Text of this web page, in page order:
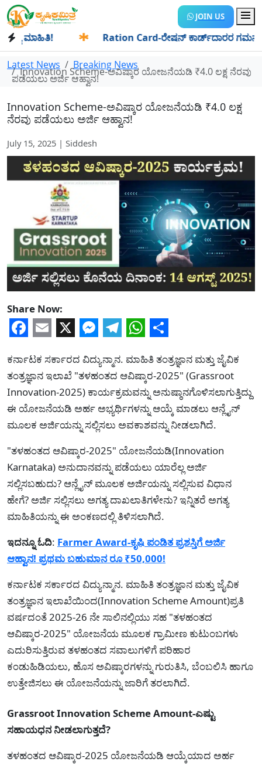
JOIN US
ಮಾಹಿತಿ! Ration Card-ರೇಷನ್ ಕಾರ್ಡ್‍ದಾರರ ಗಮನಕ್ಕೆ:
Latest News Breaking News
Innovation Scheme-ಅವಿಷ್ಕಾರ ಯೋಜನೆಯಡಿ ₹4.0 ಲಕ್ಷ ನೆರವು
ಪಡೆಯಲು ಅರ್ಜಿ ಆಹ್ವಾನ!
Innovation Scheme-ಅವಿಷ್ಕಾರ ಯೋಜನೆಯಡಿ ₹4.0 ಲಕ್ಷ
ನೆರವು ಪಡೆಯಲು ಅರ್ಜಿ ಆಹ್ವಾನ!
July 15, 2025 | Siddesh
Share Now:
Facebook
Email
X Messenger
Telegram
WhatsApp
Share
ಕರ್ನಾಟಕ ಸರ್ಕಾರದ ವಿದ್ಯುನ್ಮಾನ. ಮಾಹಿತಿ ತಂತ್ರಜ್ಞಾನ ಮತ್ತು ಜೈವಿಕ
ತಂತ್ರಜ್ಞಾನ ಇಲಾಖೆ "ತಳಹಂತದ ಆವಿಷ್ಕಾರ-2025" (Grassroot
Innovation-2025) ಕಾರ್ಯಕ್ರಮವನ್ನು ಅನುಷ್ಠಾನಗೊಳಿಸಲಾಗುತ್ತಿದ್ದು
ಈ ಯೋಜನೆಯಡಿ ಅರ್ಹ ಅಭ್ಯರ್ಥಿಗಳನ್ನು ಆಯ್ಕೆ ಮಾಡಲು ಆನ್ಲೈನ್
ಮೂಲಕ ಅರ್ಜಿಯನ್ನು ಸಲ್ಲಿಸಲು ಅವಕಾಶವನ್ನು ನೀಡಲಾಗಿದೆ.
"ತಳಹಂತದ ಆವಿಷ್ಕಾರ-2025" ಯೋಜನೆಯಡಿ(Innovation
Karnataka) ಅನುದಾನವನ್ನು ಪಡೆಯಲು ಯಾರೆಲ್ಲ ಅರ್ಜಿ
ಸಲ್ಲಿಸಬಹುದು? ಆನ್ಲೈನ್ ಮೂಲಕ ಅರ್ಜಿಯನ್ನು ಸಲ್ಲಿಸುವ ವಿಧಾನ
ಹೇಗೆ? ಅರ್ಜಿ ಸಲ್ಲಿಸಲು ಅಗತ್ಯ ದಾಖಲಾತಿಗಳೇನು? ಇನ್ನಿತರೆ ಅಗತ್ಯ
ಮಾಹಿತಿಯನ್ನು ಈ ಅಂಕಣದಲ್ಲಿ ತಿಳಿಸಲಾಗಿದೆ.
ಇದನ್ನೂ ಓದಿ: Farmer Award-ಕೃಷಿ ಪಂಡಿತ ಪ್ರಶಸ್ತಿಗೆ ಅರ್ಜಿ
ಆಹ್ವಾನ! ಪ್ರಥಮ ಬಹುಮಾನ ರೂ ₹50,000!
ಕರ್ನಾಟಕ ಸರ್ಕಾರದ ವಿದ್ಯುನ್ಮಾನ. ಮಾಹಿತಿ ತಂತ್ರಜ್ಞಾನ ಮತ್ತು ಜೈವಿಕ
ತಂತ್ರಜ್ಞಾನ ಇಲಾಖೆಯಿಂದ(Innovation Scheme Amount)ಪ್ರತಿ
ವರ್ಷದಂತೆ 2025-26 ನೇ ಸಾಲಿನಲ್ಲಿಯು ಸಹ "ತಳಹಂತದ
ಆವಿಷ್ಕಾರ-2025" ಯೋಜನೆಯ ಮೂಲಕ ಗ್ರಾಮೀಣ ಕುಟುಂಬಗಳು
ಎದುರಿಸುತ್ತಿರುವ ತಳಹಂತದ ಸವಾಲುಗಳಿಗೆ ಪರಿಹಾರ
ಕಂಡುಹಿಡಿಯಲು, ಹೊಸ ಅವಿಷ್ಕಾರಗಳನ್ನು ಗುರುತಿಸಿ, ಬೆಂಬಲಿಸಿ ಹಾಗೂ
ಉತ್ತೇಜಿಸಲು ಈ ಯೋಜನೆಯನ್ನು ಜಾರಿಗೆ ತರಲಾಗಿದೆ.
Grassroot Innovation Scheme Amount-ಎಷ್ಟು
ಸಹಾಯಧನ ನೀಡಲಾಗುತ್ತದೆ?
ತಳಹಂತದ ಆವಿಷ್ಕಾರ-2025 ಯೋಜನೆಯಡಿ ಆಯ್ಕೆಯಾದ ಅರ್ಹ